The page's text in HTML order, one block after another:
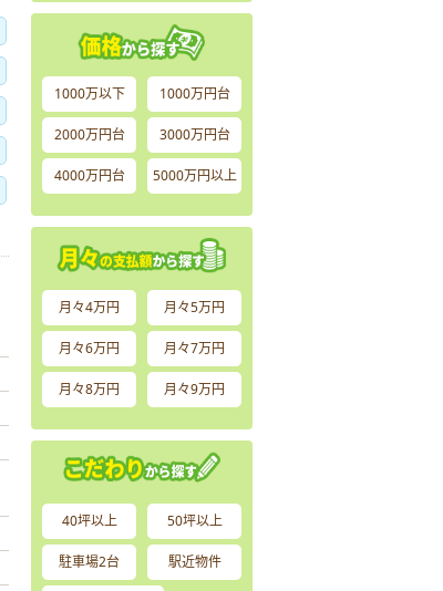
1000万以下 1000万円台
2000万円台 3000万円台
4000万円台 5000万円以上
月々4万円 月々5万円
月々6万円 月々7万円
月々8万円 月々9万円
40坪以上 50坪以上
駐車場2台 駅近物件